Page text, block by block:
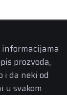
prozvoda,
i da neki od
svakom